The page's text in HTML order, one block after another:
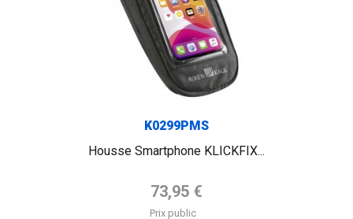
K0299PMS
Housse Smartphone KLICKFIX...
Prix de base
73,95 €
Prix public